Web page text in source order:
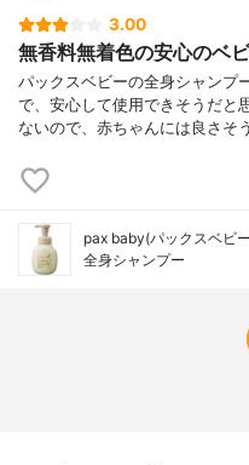
3.00
無香料無着色の安心のベ
パックスベビーの全身シャンプ
で、安心して使用できそうだと
ないので、赤ちゃんには良さそ
pax baby(パックスベビ
全身シャンプー